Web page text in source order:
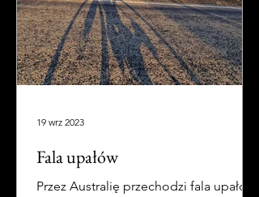
Fala upałów
Przez Australię przechodzi fala upałów.
19 wrz 2023